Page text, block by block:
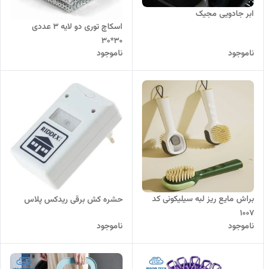
ابر جادویی مجیک
ناموجود
اسکاچ توری دو لایه 3 عددی
30*30
ناموجود
براش مایع ریز لبه سیلیکونی کد
۱۰۰۷
ناموجود
حشره کش برقی ریدکس پلاس
ناموجود